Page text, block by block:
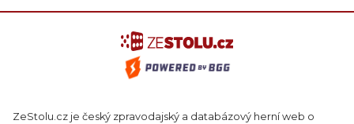
ZeStolu.cz je český zpravodajský a databázový herní web o